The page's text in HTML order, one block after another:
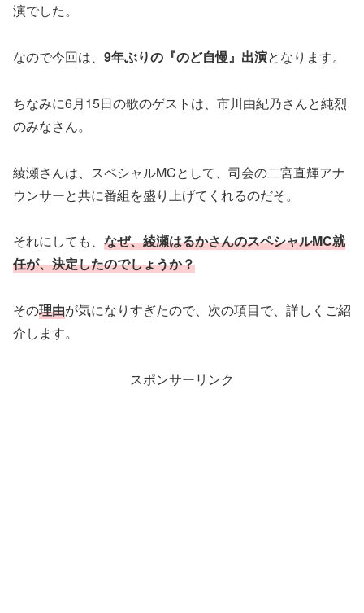
演でした。
なので今回は、 9年ぶりの『のど自慢』出演となります。
ちなみに6月15日の歌のゲストは、市川由紀乃さんと純烈
のみなさん。
綾瀬さんは、スペシャルMCとして、司会の二宮直輝アナ
ウンサーと共に番組を盛り上げてくれるのだそ。
それにしても、 なぜ、綾瀬はるかさんのスペシャルMC就
任が、決定したのでしょうか？
その理由が気になりすぎたので、次の項目で、詳しくご紹
介します。
スポンサーリンク